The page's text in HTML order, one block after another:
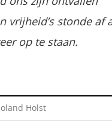
vrijheid’s stonde af
op te staan.
Holst